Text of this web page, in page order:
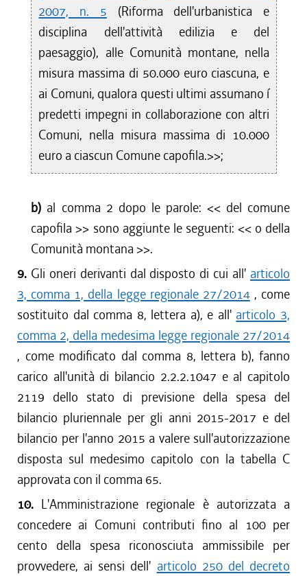
2007, n. 5 (Riforma dell'urbanistica e
disciplina dell'attività edilizia e del
paesaggio), alle Comunità montane, nella
misura massima di 50.000 euro ciascuna, e
ai Comuni, qualora questi ultimi assumano í
predetti impegni in collaborazione con altri
Comuni, nella misura massima di 10.000
euro a ciascun Comune capofila.>>;
b) al comma 2 dopo le parole: << del comune
capofila >> sono aggiunte le seguenti: << o della
Comunità montana >>.
9. Gli oneri derivanti dal disposto di cui all' articolo
3, comma 1, della legge regionale 27/2014, come
sostituito dal comma 8, lettera a), e all' articolo 3,
comma 2, della medesima legge regionale 27/2014
, come modificato dal comma 8, lettera b), fanno
carico all'unità di bilancio 2.2.2.1047 e al capitolo
2119 dello stato di previsione della spesa del
bilancio pluriennale per gli anni 2015-2017 e del
bilancio per l'anno 2015 a valere sull'autorizzazione
disposta sul medesimo capitolo con la tabella C
approvata con il comma 65.
10. L'Amministrazione regionale è autorizzata a
concedere ai Comuni contributi fino al 100 per
cento della spesa riconosciuta ammissibile per
provvedere, ai sensi dell' articolo 250 del decreto